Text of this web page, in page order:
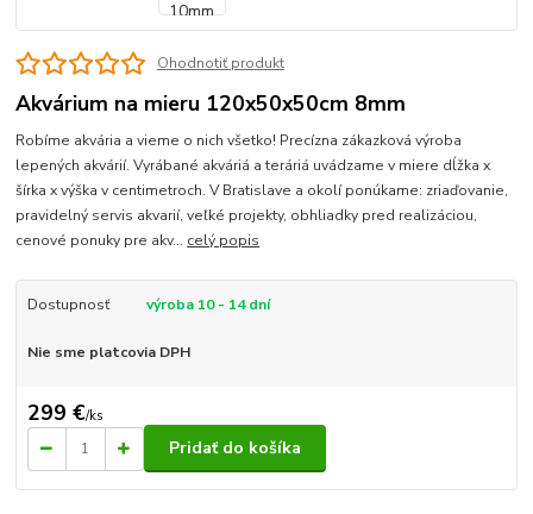
Ohodnotiť produkt
Akvárium na mieru 120x50x50cm 8mm
Robíme akvária a vieme o nich všetko! Precízna zákazková výroba
lepených akvárií. Vyrábané akváriá a teráriá uvádzame v miere dĺžka x
šírka x výška v centimetroch. V Bratislave a okolí ponúkame: zriaďovanie,
pravidelný servis akvarií, veľké projekty, obhliadky pred realizáciou,
cenové ponuky pre akv... celý popis
Dostupnosť výroba 10 - 14 dní
Nie sme platcovia DPH
299 €/ks
Pridať do košíka